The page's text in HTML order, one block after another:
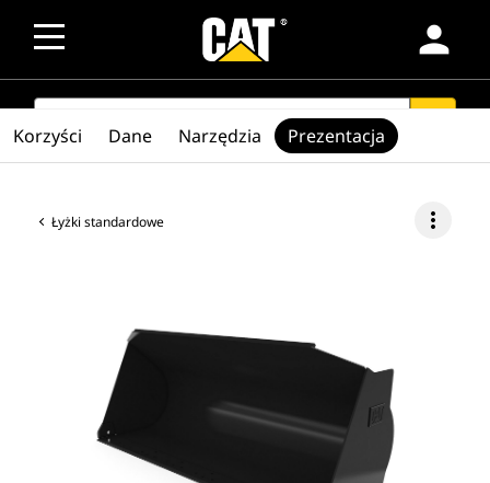
person
SEARCH
Łyżki standardowe more_vert
Korzyści Dane Narzędzia Prezentacja